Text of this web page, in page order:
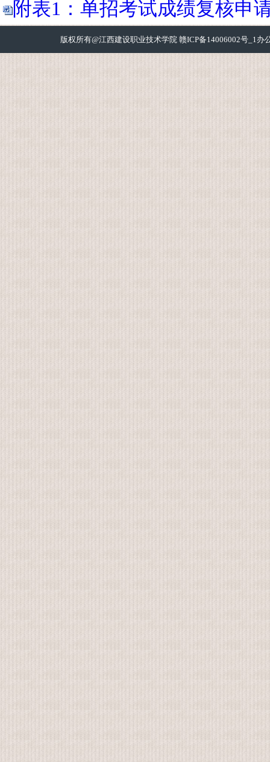
附表1：单招考试成绩复核申
版权所有@江西建设职业技术学院 赣ICP备14006002号_1